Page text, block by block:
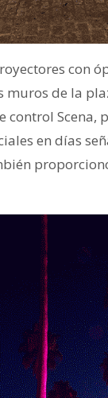
con
muros de la
control
en días